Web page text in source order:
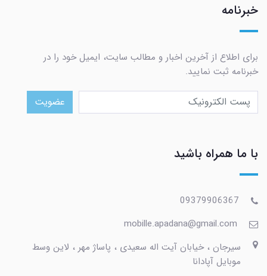
خبرنامه
برای اطلاع از آخرین اخبار و مطالب سایت، ایمیل خود را در
خبرنامه ثبت نمایید.
عضویت
با ما همراه باشید
09379906367
mobille.apadana@gmail.com
سیرجان ، خیابان آیت اله سعیدی ، پاساژ مهر ، لاین وسط
موبایل آپادانا